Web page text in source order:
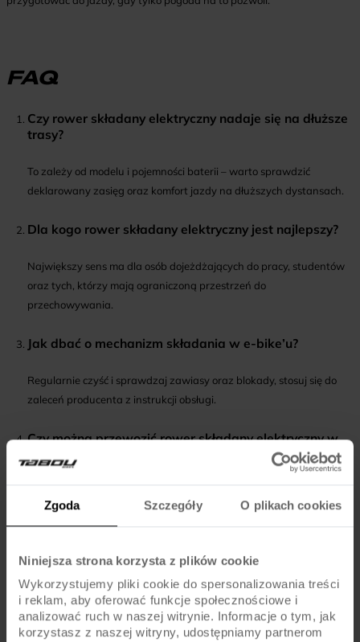
Zgoda Szczegóły O plikach cookies
Niniejsza strona korzysta z plików cookie
Wykorzystujemy pliki cookie do spersonalizowania treści
i reklam, aby oferować funkcje społecznościowe i
analizować ruch w naszej witrynie. Informacje o tym, jak
korzystasz z naszej witryny, udostępniamy partnerom
FAQ
Czy rower składany elektryczny nadaje się na dłuższe
trasy?
To zależy od modelu i pojemności baterii – warto sprawdzić
deklarowany zasięg oraz komfort jazdy na dłuższych dystansach.
Dla kogo rower składany elektryczny jest najlepszy?
Największy sens ma dla osób dojeżdżających do pracy, studentów
oraz tych, którzy mają ograniczoną przestrzeń do
przechowywania.
Jak dbać o mechanizm składania w e-bike’u?
Regularnie czyść i sprawdzaj zawiasy oraz blokady, stosuj się do
zaleceń producenta z instrukcji obsługi.
Czy można przewozić rower składany elektryczny w
przewoźnika oraz wymiary po złożeniu.
elektrycznego składanego?
Przede wszystkim na wagę, łatwość składania i dostępność serwisu
– to czynniki kluczowe dla wygody użytkowania.